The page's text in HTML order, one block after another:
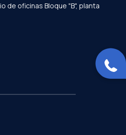
de oficinas Bloque "B", planta